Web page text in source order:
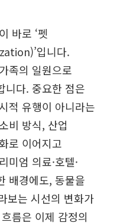
바로 ‘펫
입니다.
족의 일원으로
니다. 중요한 점은
적 유행이 아니라는
비 방식, 산업
로 이어지고
미엄 의료·호텔·
배경에도, 동물을
보는 시선의 변화가
름은 이제 감정의